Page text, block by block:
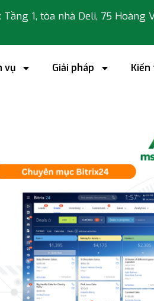
Tầng 1, tòa nhà Deli, 75 Hoàng
vụ Giải pháp Kiến